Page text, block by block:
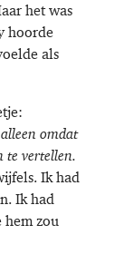
het was
hoorde
als
omdat
te vertellen.
Ik had
Ik had
hem zou